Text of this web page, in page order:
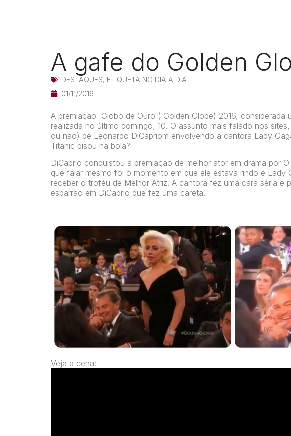
A gafe do Golden
DESTAQUES, ETIQUETA NO DIA A DIA
01/11/2016
A premiação Globo de Ouro ( Golden Globe) 2016, considerada
realizada no último domingo, 10. O assunto mais falado nos
ou não) de Leonardo DiCapriom envolvendo a cantora Lady
Titanic pisou na bola?
DiCaprio conquistou a premiação de melhor ator em drama por
que falar mesmo foi o momento em que ele estava rindo e Lady
receber o troféu de Melhor Atriz. A cantora fez uma cara séria e
esbarrão em DiCaprio que fez uma careta.
Veja a cena: